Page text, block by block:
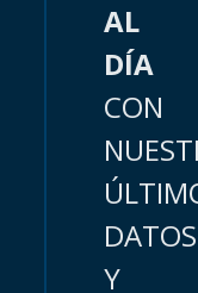
AL
DÍA
CON
DATOS
Y